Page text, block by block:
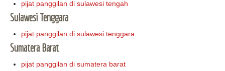
pijat panggilan di sulawesi tengah
Sulawesi Tenggara
pijat panggilan di sulawesi tenggara
Sumatera Barat
pijat panggilan di sumatera barat